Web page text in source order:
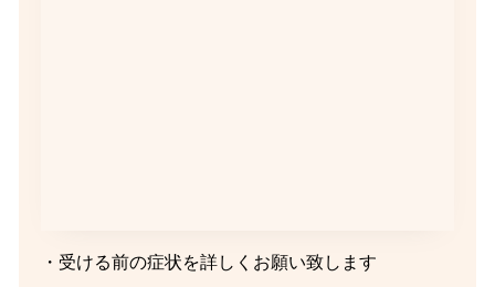
・受ける前の症状を詳しくお願い致します